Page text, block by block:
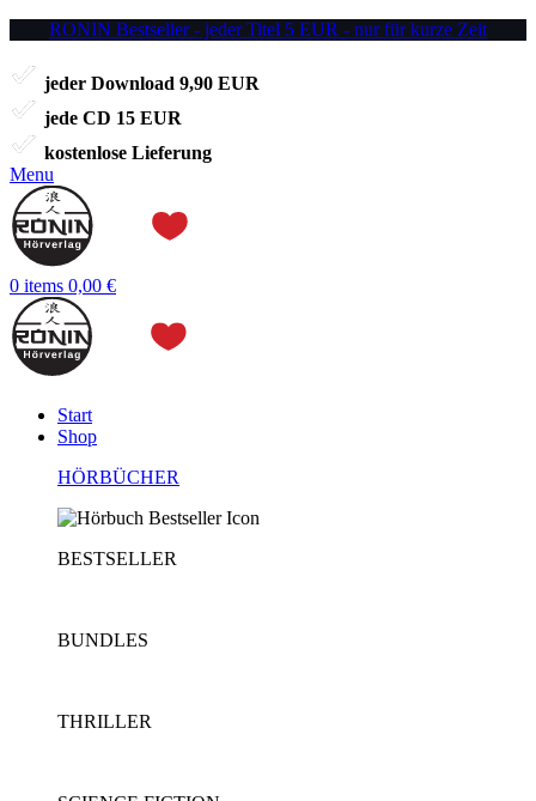
RONIN Bestseller - jeder Titel 5 EUR - nur für kurze Zeit
jeder Download 9,90 EUR
jede CD 15 EUR
kostenlose Lieferung
Menu
0 items 0,00 €
Start
Shop
HÖRBÜCHER
BESTSELLER
BUNDLES
THRILLER